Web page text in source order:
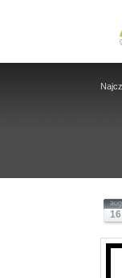
aug
16